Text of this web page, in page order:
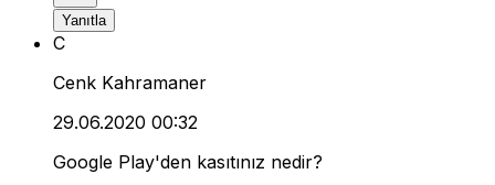
Yanıtla
C
Cenk Kahramaner
29.06.2020 00:32
Google Play'den kasıtınız nedir?